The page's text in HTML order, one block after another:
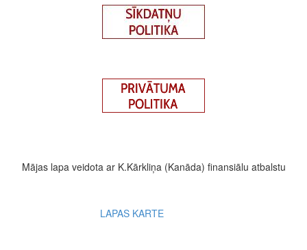
Mājas lapa veidota ar K.Kārkliņa (Kanāda) finansiālu atbalstu
Footer
LAPAS KARTE